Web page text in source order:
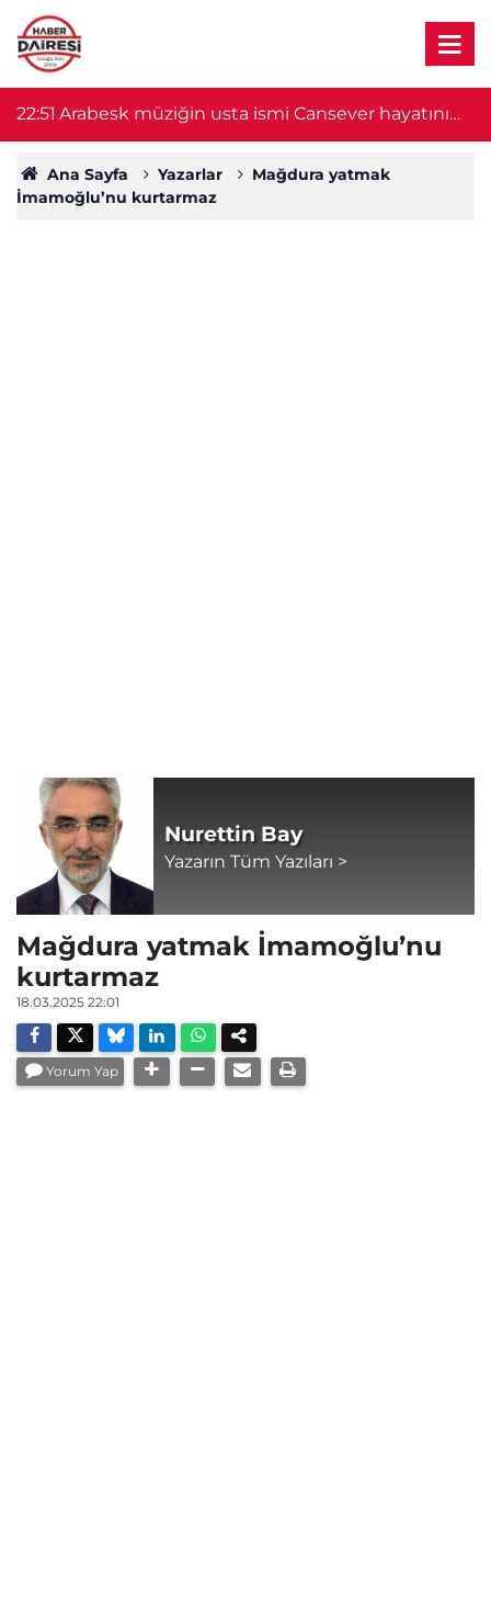
22:51 Arabesk müziğin usta ismi Cansever hayatını
kaybetti
Ana Sayfa Yazarlar
Mağdura yatmak
İmamoğlu’nu kurtarmaz
Nurettin Bay
Yazarın Tüm Yazıları >
Mağdura yatmak İmamoğlu’nu
kurtarmaz
18.03.2025 22:01
Yorum Yap